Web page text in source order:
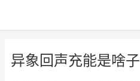
异象回声充能是啥子